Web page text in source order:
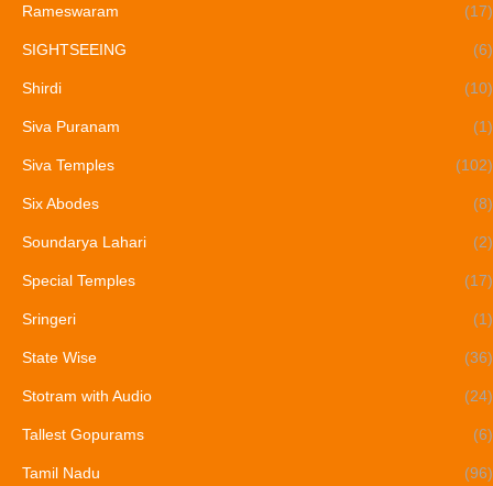
Rameswaram (17)
SIGHTSEEING (6)
Shirdi (10)
Siva Puranam (1)
Siva Temples (102)
Six Abodes (8)
Soundarya Lahari (2)
Special Temples (17)
Sringeri (1)
State Wise (36)
Stotram with Audio (24)
Tallest Gopurams (6)
Tamil Nadu (96)